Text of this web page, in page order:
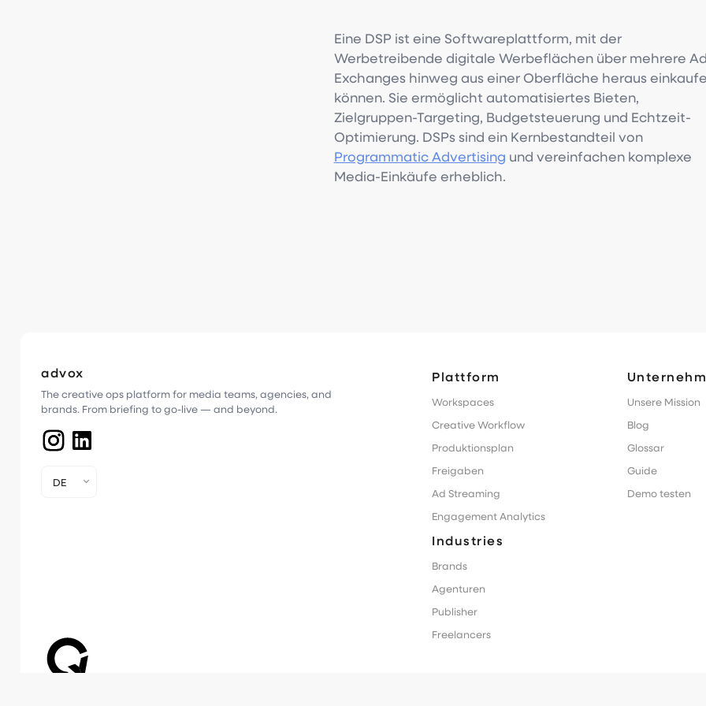
Eine DSP ist eine Softwareplattform, mit der
Werbetreibende digitale Werbeflächen über mehrere
Exchanges hinweg aus einer Oberfläche heraus
können. Sie ermöglicht automatisiertes Bieten,
Zielgruppen-Targeting, Budgetsteuerung und Echtzeit-
Optimierung. DSPs sind ein Kernbestandteil von
Programmatic Advertising und vereinfachen komplexe
Media-Einkäufe erheblich.
advox
The creative ops platform for media teams, agencies, and
brands. From briefing to go-live — and beyond.
DE
Plattform
Workspaces
Creative Workflow
Produktionsplan
Freigaben
Ad Streaming
Engagement Analytics
Industries
Brands
Agenturen
Publisher
Freelancers
Unsere Mission
Blog
Glossar
Guide
Demo testen